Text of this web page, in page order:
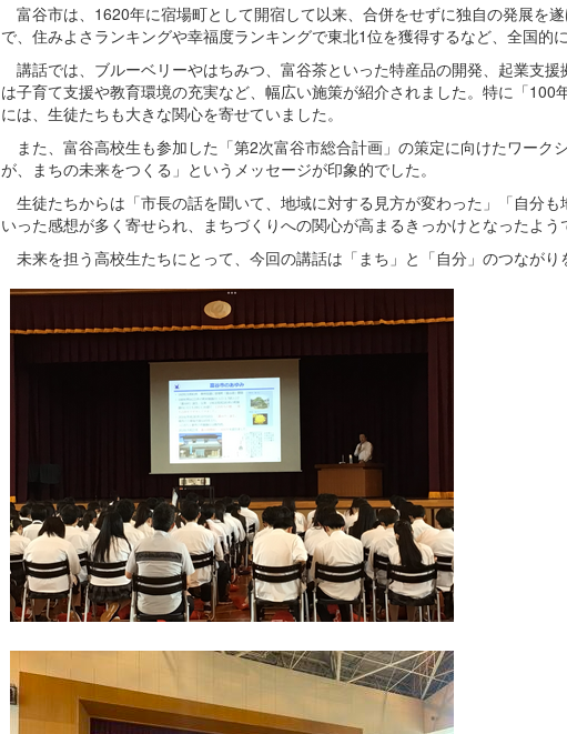
富谷市は、1620年に宿場町として開宿して以来、合併をせずに独自の発展を
で、住みよさランキングや幸福度ランキングで東北1位を獲得するなど、全国的
講話では、ブルーベリーやはちみつ、富谷茶といった特産品の開発、起業支
は子育て支援や教育環境の充実など、幅広い施策が紹介されました。特に「
には、生徒たちも大きな関心を寄せていました。
また、富谷高校生も参加した「第2次富谷市総合計画」の策定に向けたワーク
が、まちの未来をつくる」というメッセージが印象的でした。
生徒たちからは「市長の話を聞いて、地域に対する見方が変わった」「自分
いった感想が多く寄せられ、まちづくりへの関心が高まるきっかけとなったよう
未来を担う高校生たちにとって、今回の講話は「まち」と「自分」のつながり